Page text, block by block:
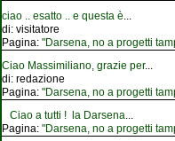
ciao .. esatto .. e questa è
di: visitatore
Pagina: "Darsena, no a progetti
Ciao Massimiliano, grazie per...
di: redazione
Pagina: "Darsena, no a progetti
Ciao a tutti ! la Darsena
Pagina: "Darsena, no a progetti